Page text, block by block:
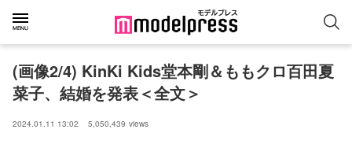
(画像2/4) KinKi Kids堂本剛＆ももクロ百田夏
菜子、結婚を発表＜全文＞
2024.01.11 13:02 5,050,439 views